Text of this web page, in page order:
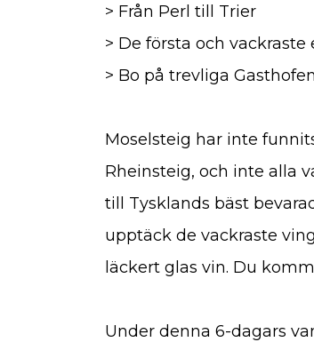
> Från Perl till Trier
> De första och
> Bo på trevliga
Moselsteig har inte
Rheinsteig, och inte alla
till Tysklands bäst
upptäck de vackraste
läckert glas vin. Du
Under denna 6-dagars